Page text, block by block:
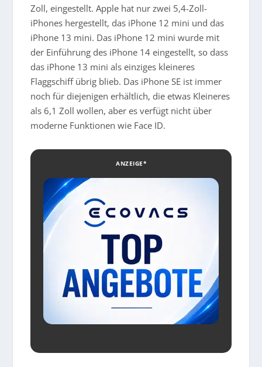
Zoll, eingestellt. Apple hat nur zwei 5,4-Zoll-
iPhones hergestellt, das iPhone 12 mini und das
iPhone 13 mini. Das iPhone 12 mini wurde mit
der Einführung des iPhone 14 eingestellt, so dass
das iPhone 13 mini als einziges kleineres
Flaggschiff übrig blieb. Das iPhone SE ist immer
noch für diejenigen erhältlich, die etwas Kleineres
als 6,1 Zoll wollen, aber es verfügt nicht über
moderne Funktionen wie Face ID.
ANZEIGE*